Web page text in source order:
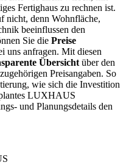
Fertighaus zu rechnen ist.
nicht, denn Wohnfläche,
beeinflussen den
Sie die Preise
uns anfragen. Mit diesen
Übersichtüber den
Preisangaben. So
wie sich die Investition
LUXHAUS
und Planungsdetails den